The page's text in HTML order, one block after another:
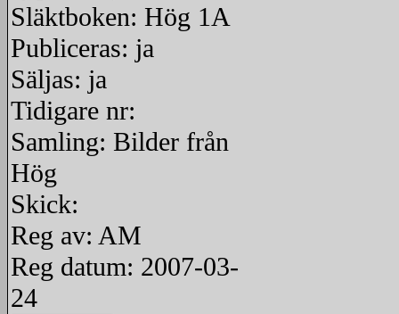
Släktboken: Hög 1A
Publiceras: ja
Säljas: ja
Tidigare nr:
Samling: Bilder från
Hög
Skick:
Reg av: AM
Reg datum: 2007-03-
24